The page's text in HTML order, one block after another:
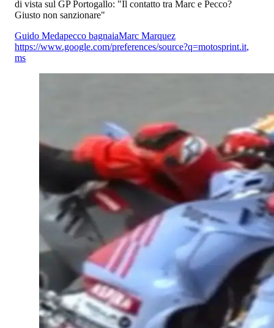
di vista sul GP Portogallo: "Il contatto tra Marc e Pecco?
Giusto non sanzionare"
Guido Medapecco bagnaiaMarc Marquez
https://www.google.com/preferences/source?q=motosprint.it,
ms